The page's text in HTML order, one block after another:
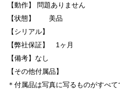
【動作】 問題ありません
【状態】 美品
【シリアル】
【弊社保証】 1ヶ月
【備考】なし
【その他付属品】
＊付属品は写真に写るものがすべて